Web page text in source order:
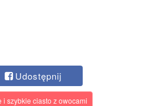
Udostępnij
i szybkie ciasto z owocami